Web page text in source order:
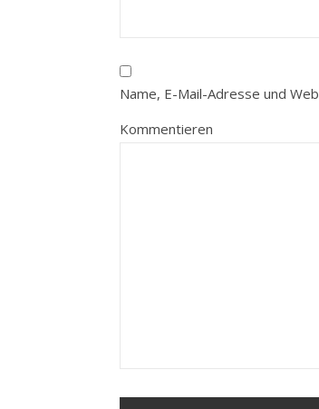
Name, E-Mail-Adresse und
Kommentieren